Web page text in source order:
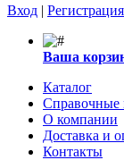
Вход | Регистрация
Ваша
Каталог
Справочные
О компании
Доставка и
Контакты